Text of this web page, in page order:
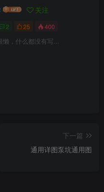
关注
2 25 400
懒，什么都没有写...
下一篇
通用详图泵坑通用图